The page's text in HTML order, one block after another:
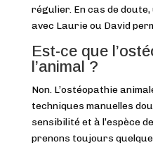
régulier. En cas de
avec Laurie ou David
Est-ce que
l’animal ?
Non. L’ostéopathie
techniques manuelles
sensibilité et à l’espèce
prenons toujours